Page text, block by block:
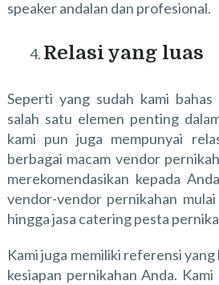
speaker andalan dan profesional.
Relasi yang luas
Seperti yang sudah kami bahas
salah satu elemen penting
kami pun juga mempunyai
berbagai macam vendor
merekomendasikan kepada
vendor-vendor pernikahan
hingga jasa catering pesta
Kami juga memiliki referensi
kesiapan pernikahan Anda.